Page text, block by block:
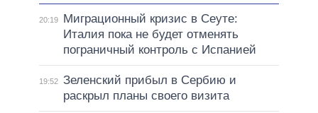
20:19
Миграционный кризис в Сеуте:
Италия пока не будет отменять
пограничный контроль с Испанией
19:52 Зеленский прибыл в Сербию и
раскрыл планы своего визита